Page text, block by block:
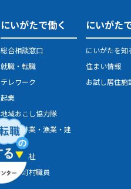
にいがたで働く
総合相談窓口
就職・転職
テレワーク
起業
地域おこし協力隊
農業・林業・漁業・建
設業
医療・福祉
県・市町村職員
にいがた
にいがたを知
住まい情報
お試し居住施